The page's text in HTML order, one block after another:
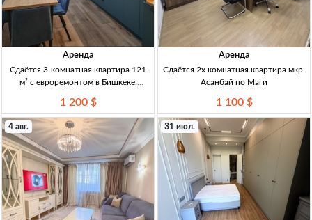
Аренда
Сдаётся 3-комнатная квартира 121
м² с евроремонтом в Бишкеке,
м², евроремонт, меблир., 2 с/у,
балкон, кирп. дом, средний эт., 2
лифта, длит. арен
1 200 $
Аренда
Сдаётся 2х комнатная квартира мкр.
Асанбай по Маги
1 100 $
4 авг. 31 июл.